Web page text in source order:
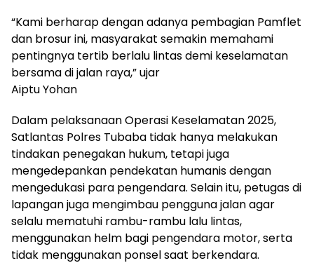
“Kami berharap dengan adanya pembagian Pamflet
dan brosur ini, masyarakat semakin memahami
pentingnya tertib berlalu lintas demi keselamatan
bersama di jalan raya,” ujar
Aiptu Yohan
Dalam pelaksanaan Operasi Keselamatan 2025,
Satlantas Polres Tubaba tidak hanya melakukan
tindakan penegakan hukum, tetapi juga
mengedepankan pendekatan humanis dengan
mengedukasi para pengendara. Selain itu, petugas di
lapangan juga mengimbau pengguna jalan agar
selalu mematuhi rambu-rambu lalu lintas,
menggunakan helm bagi pengendara motor, serta
tidak menggunakan ponsel saat berkendara.